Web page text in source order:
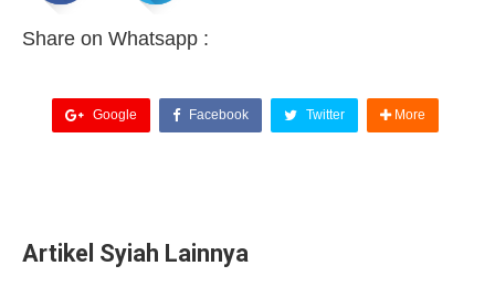
Share on Whatsapp :
Google Facebook Twitter More
Artikel Syiah Lainnya